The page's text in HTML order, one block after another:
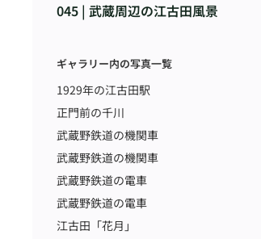
045 | 武蔵周辺の江古田風景
ギャラリー内の写真一覧
1929年の江古田駅
正門前の千川
武蔵野鉄道の機関車
武蔵野鉄道の機関車
武蔵野鉄道の電車
武蔵野鉄道の電車
江古田「花月」